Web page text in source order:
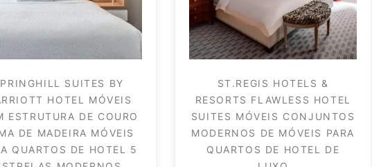
SUITES BY
HOTEL MÓVEIS
ESTRUTURA DE COURO
DE MADEIRA MÓVEIS
QUARTOS DE HOTEL 5
ST.REGIS HOTELS &
RESORTS FLAWLESS HOTEL
SUITES MÓVEIS CONJUNTOS
MODERNOS DE MÓVEIS PARA
QUARTOS DE HOTEL DE